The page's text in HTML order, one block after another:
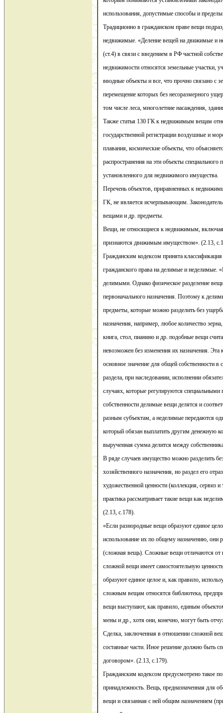
использования, допустимые способы и
Традиционно в гражданском праве вещи
недвижимые. «Деление вещей на движимые и
(ст.4) в связи с введением в РФ частной
недвижимости относятся земельные участки,
вводные объекты и все, что прочно связано с
перемещение которых без несоразмерного
том числе леса, многолетние насаждения,
Также статья 130 ГК к недвижимым вещам
государственной регистрации воздушные и
плавания, космические объекты, что
распространения на эти объекты специального
установленного для недвижимого имущества.
Перечень объектов, приравненных к
ГК, не является исчерпывающим.
вещами и др. предметы.
Вещи, не относящиеся к недвижимым,
признаются движимым имуществом». (2.13,
Гражданским кодексом принята
гражданского права на делимые и неделимые.
делимыми. Однако физическое разделение
первоначального назначения. Поэтому к
предметы, которые можно разделить без
назначения, например, любое количество
книга, стол, пианино и др. подобные вещи
невозможен без изменения их назначения. Эта
основное значение для общей собственности в
раздела, при наследовании, исполнении
случаях, которые регулируются
собственности делимые вещи делятся и
разным субъектам, а неделимые передаются
который обязан выплатить другим денежную
вырученная сумма делится между
В ряде случаев имущество можно разделить
хозяйственного назначения, но раздел его
художественной ценности (коллекция, сервиз и
практика рассматривает такие вещи как
(2.13, с.178).
«Если разнородные вещи образуют единое
использование их по общему назначению, они
(сложная вещь). Сложные вещи отличаются от
сложной вещи имеет самостоятельную
образуют единое целое и, как правило,
сложным вещам относятся библиотека,
вещи выступают, как правило, единым
мены и др., хотя они, конечно, могут быть
Сделка, заключенная в отношении сложной
составные части. Иное решение должно быть
договором». (2.13, с.179).
Гражданским кодексом предусмотрено такое
принадлежность. Вещь, предназначенная для
вещи и связанная с ней общим назначением